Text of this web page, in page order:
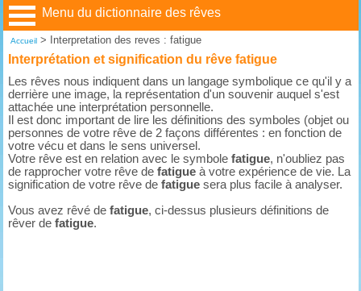
Menu du dictionnaire des rêves
Accueil> Interpretation des reves : fatigue
Interprétation et signification du rêve fatigue
Les rêves nous indiquent dans un langage symbolique ce qu'il y a
derrière une image, la représentation d'un souvenir auquel s'est
attachée une interprétation personnelle.
Il est donc important de lire les définitions des symboles (objet ou
personnes de votre rêve de 2 façons différentes : en fonction de
votre vécu et dans le sens universel.
Votre rêve est en relation avec le symbolefatigue, n'oubliez pas
de rapprocher votre rêve defatigue à votre expérience de vie. La
signification de votre rêve defatigue sera plus facile à analyser.
Vous avez rêvé defatigue, ci-dessus plusieurs définitions de
rêver defatigue.